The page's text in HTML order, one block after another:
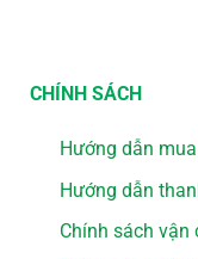
CHÍNH SÁCH
Hướng dẫn
Hướng dẫn
Chính sách vận